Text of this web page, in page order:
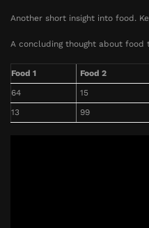
Another short insight into food.
A concluding thought about
Food 1 Food 2
64
15
13
99